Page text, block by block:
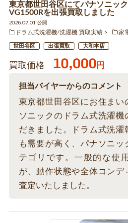
東京都世田谷区にてパナソニッ
VG1500Rを出張買取しました
2026.07.01 公開
ドラム式洗濯機/洗濯機 買取実績
家
世田谷区 出張買取 大和本店
買取価格 10,000円
担当バイヤーからのコメント
東京都世田谷区にお住まい
ソニックのドラム式洗濯機
だきました。ドラム式洗濯
も需要が高く、パナソニッ
テゴリです。一般的な使
が、動作状態や全体コンデ
査定いたしました。